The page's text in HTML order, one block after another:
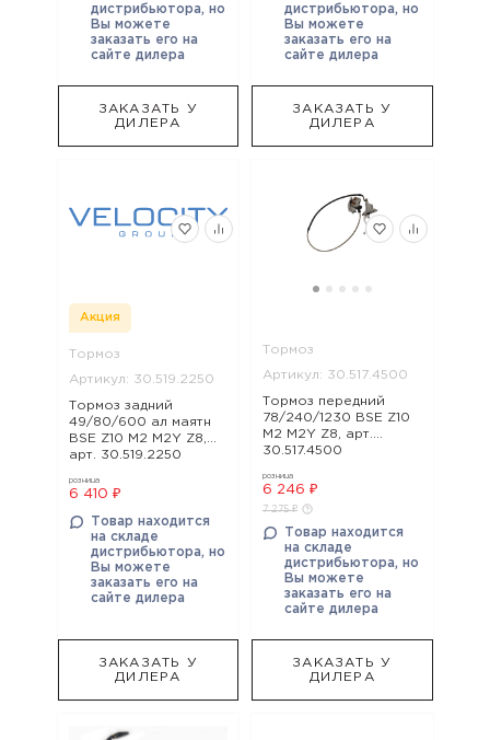
дистрибьютора, но
Вы можете
заказать его на
сайте дилера
ЗАКАЗАТЬ У
ДИЛЕРА
дистрибьютора, но
Вы можете
заказать его на
сайте дилера
ЗАКАЗАТЬ У
ДИЛЕРА
Акция
Тормоз
Артикул: 30.519.2250
Тормоз задний
49/80/600 ал маятн
BSE Z10 M2 M2Y Z8,
арт. 30.519.2250
розница
6 410 ₽
Товар находится
на складе
дистрибьютора, но
Вы можете
заказать его на
сайте дилера
ЗАКАЗАТЬ У
ДИЛЕРА
Тормоз
Артикул: 30.517.4500
Тормоз передний
78/240/1230 BSE Z10
M2 M2Y Z8, арт.
30.517.4500
розница
6 246 ₽
7 275 ₽
Товар находится
на складе
дистрибьютора, но
Вы можете
заказать его на
сайте дилера
ЗАКАЗАТЬ У
ДИЛЕРА